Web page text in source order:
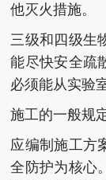
他灭火措施。
三级和四级生
能尽快安全疏
必须能从实验
施工的一般规
应编制施工方
全防护为核心